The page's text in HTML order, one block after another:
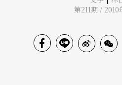
第211期 / 2010